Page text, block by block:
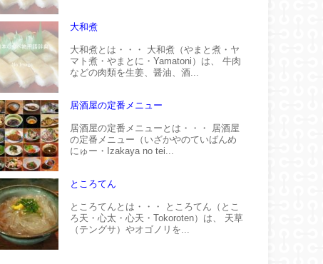
大和煮
大和煮とは・・・ 大和煮（やまと煮・ヤ
マト煮・やまとに・Yamatoni）は、 牛肉
などの肉類を生姜、醤油、酒...
居酒屋の定番メニュー
居酒屋の定番メニューとは・・・ 居酒屋
の定番メニュー（いざかやのていばんめ
にゅー・Izakaya no tei...
ところてん
ところてんとは・・・ ところてん（とこ
ろ天・心太・心天・Tokoroten）は、 天草
（テングサ）やオゴノリを...